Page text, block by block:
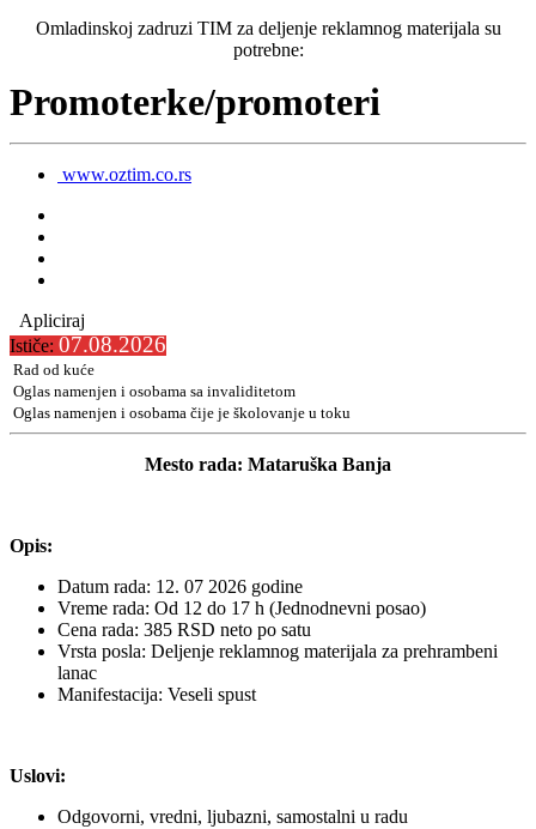
Omladinskoj zadruzi TIM za deljenje reklamnog materijala su
potrebne:
Promoterke/promoteri
www.oztim.co.rs
Apliciraj
Ističe: 07.08.2026
Rad od kuće
Oglas namenjen i osobama sa invaliditetom
Oglas namenjen i osobama čije je školovanje u toku
Mesto rada: Mataruška Banja
Opis:
Datum rada: 12. 07 2026 godine
Vreme rada: Od 12 do 17 h (Jednodnevni posao)
Cena rada: 385 RSD neto po satu
Vrsta posla: Deljenje reklamnog materijala za prehrambeni
lanac
Manifestacija: Veseli spust
Uslovi:
Odgovorni, vredni, ljubazni, samostalni u radu